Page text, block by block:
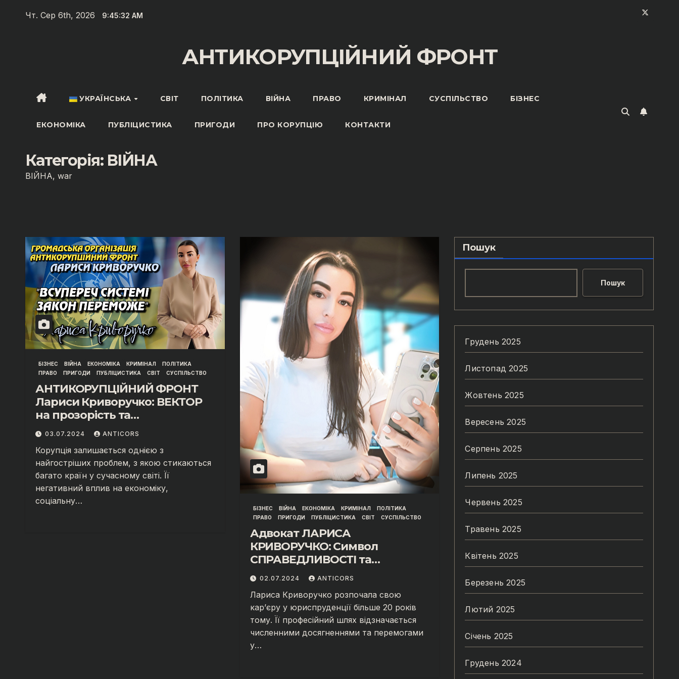
Чт. Сер 6th, 2026 9:45:33 AM
АНТИКОРУПЦІЙНИЙ ФРОНТ
УКРАЇНСЬКА СВІТ ПОЛІТИКА ВІЙНА ПРАВО КРИМІНАЛ СУСПІЛЬСТВО БІЗНЕС
ЕКОНОМІКА ПУБЛІЦИСТИКА ПРИГОДИ ПРО КОРУПЦІЮ КОНТАКТИ
Категорія: ВІЙНА
ВІЙНА, war
БІЗНЕС ВІЙНА ЕКОНОМІКА КРИМІНАЛ
ПОЛІТИКА
ПРАВО
ПРИГОДИ ПУБЛІЦИСТИКА СВІТ СУСПІЛЬСТВО
АНТИКОРУПЦІЙНИЙ ФРОНТ
Лариси Криворучко: ВЕКТОР
на прозорість та
СПРАВЕДЛИВІСТЬ"
03.07.2024 ANTICORS
Корупція залишається однією з
найгостріших проблем, з якою стикаються
багато країн у сучасному світі. Її
негативний вплив на економіку,
соціальну…
БІЗНЕС ВІЙНА ЕКОНОМІКА КРИМІНАЛ
ПОЛІТИКА
ПРАВО
ПРИГОДИ ПУБЛІЦИСТИКА СВІТ СУСПІЛЬСТВО
Адвокат ЛАРИСА
КРИВОРУЧКО: Символ
СПРАВЕДЛИВОСТІ та
Перемоги
02.07.2024 ANTICORS
Лариса Криворучко розпочала свою
кар’єру у юриспруденції більше 20 років
тому. Її професійний шлях відзначається
численними досягненнями та перемогами
у…
Пошук
Пошук
Грудень 2025
Листопад 2025
Жовтень 2025
Вересень 2025
Серпень 2025
Липень 2025
Червень 2025
Травень 2025
Квітень 2025
Березень 2025
Лютий 2025
Січень 2025
Грудень 2024